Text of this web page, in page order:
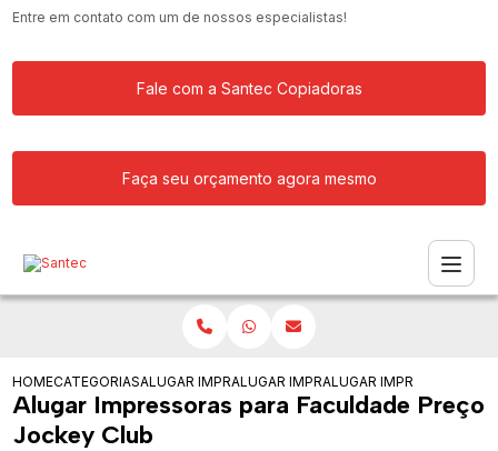
Entre em contato com um de nossos especialistas!
Fale com a Santec Copiadoras
Faça seu orçamento agora mesmo
HOMECATEGORIASALUGAR IMPRESSORAALUGAR IMPRESSORAS PARA
ALUGAR IMPRESSORAS
Alugar Impressoras para Faculdade Preço
Jockey Club